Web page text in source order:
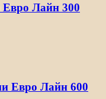
Лайн 300
Евро Лайн 600